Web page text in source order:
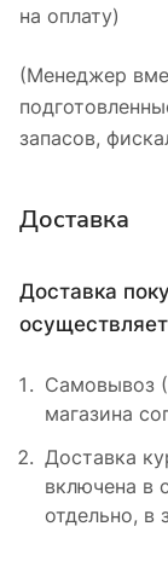
на оплату)
(Менеджер
запасов,
Доставка
Доставка
Самовывоз
магазина
Доставка
включена в
отдельно, в